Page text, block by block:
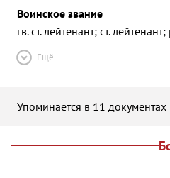
Воинское звание
гв. ст. лейтенант; ст.
Ещё
Упоминается в 11 документах